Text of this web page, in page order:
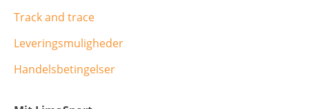
Track and trace
Leveringsmuligheder
Handelsbetingelser